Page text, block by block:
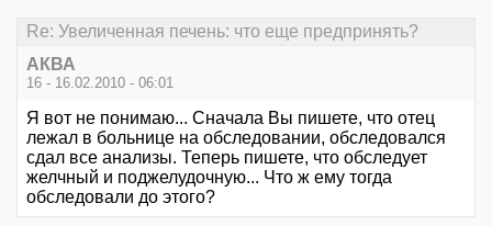
Re: Увеличенная печень: что еще предпринять?
АКВА
16 - 16.02.2010 - 06:01
Я вот не понимаю... Сначала Вы пишете, что отец
лежал в больнице на обследовании, обследовался
сдал все анализы. Теперь пишете, что обследует
желчный и поджелудочную... Что ж ему тогда
обследовали до этого?